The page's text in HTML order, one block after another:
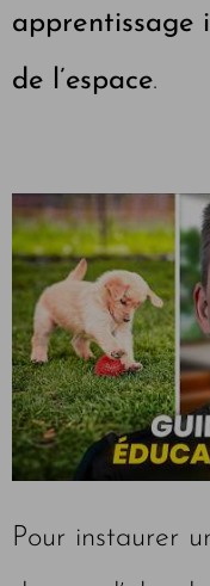
apprentissage
de l’espace.
Pour instaurer